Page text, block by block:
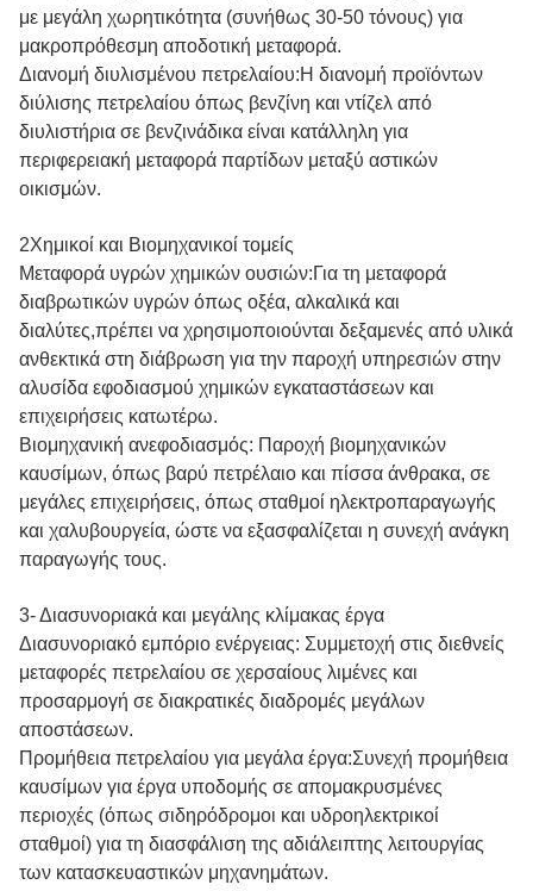
με μεγάλη χωρητικότητα (συνήθως 30-50 τόνους) για
μακροπρόθεσμη αποδοτική μεταφορά.
Διανομή διυλισμένου πετρελαίου:Η διανομή προϊόντων
διύλισης πετρελαίου όπως βενζίνη και ντίζελ από
διυλιστήρια σε βενζινάδικα είναι κατάλληλη για
περιφερειακή μεταφορά παρτίδων μεταξύ αστικών
οικισμών.
2Χημικοί και Βιομηχανικοί τομείς
Μεταφορά υγρών χημικών ουσιών:Για τη μεταφορά
διαβρωτικών υγρών όπως οξέα, αλκαλικά και
διαλύτες,πρέπει να χρησιμοποιούνται δεξαμενές από υλικά
ανθεκτικά στη διάβρωση για την παροχή υπηρεσιών στην
αλυσίδα εφοδιασμού χημικών εγκαταστάσεων και
επιχειρήσεις κατωτέρω.
Βιομηχανική ανεφοδιασμός: Παροχή βιομηχανικών
καυσίμων, όπως βαρύ πετρέλαιο και πίσσα άνθρακα, σε
μεγάλες επιχειρήσεις, όπως σταθμοί ηλεκτροπαραγωγής
και χαλυβουργεία, ώστε να εξασφαλίζεται η συνεχή ανάγκη
παραγωγής τους.
3- Διασυνοριακά και μεγάλης κλίμακας έργα
Διασυνοριακό εμπόριο ενέργειας: Συμμετοχή στις διεθνείς
μεταφορές πετρελαίου σε χερσαίους λιμένες και
προσαρμογή σε διακρατικές διαδρομές μεγάλων
αποστάσεων.
Προμήθεια πετρελαίου για μεγάλα έργα:Συνεχή προμήθεια
καυσίμων για έργα υποδομής σε απομακρυσμένες
περιοχές (όπως σιδηρόδρομοι και υδροηλεκτρικοί
σταθμοί) για τη διασφάλιση της αδιάλειπτης λειτουργίας
των κατασκευαστικών μηχανημάτων.